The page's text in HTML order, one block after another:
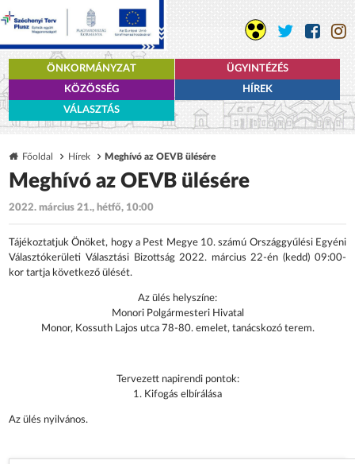
ÖNKORMÁNYZAT
ÜGYINTÉZÉS
KÖZÖSSÉG
HÍREK
VÁLASZTÁS
Főoldal Hírek Meghívó az OEVB ülésére
Meghívó az OEVB ülésére
2022. március 21., hétfő, 10:00
Tájékoztatjuk Önöket, hogy a Pest Megye 10. számú Országgyűlési Egyéni
Választókerületi Választási Bizottság 2022. március 22-én (kedd) 09:00-
kor tartja következő ülését.
Az ülés helyszíne:
Monori Polgármesteri Hivatal
Monor, Kossuth Lajos utca 78-80. emelet, tanácskozó terem.
Tervezett napirendi pontok:
1. Kifogás elbírálása
Az ülés nyilvános.